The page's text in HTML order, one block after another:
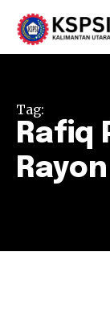
Tag:
Rafiq